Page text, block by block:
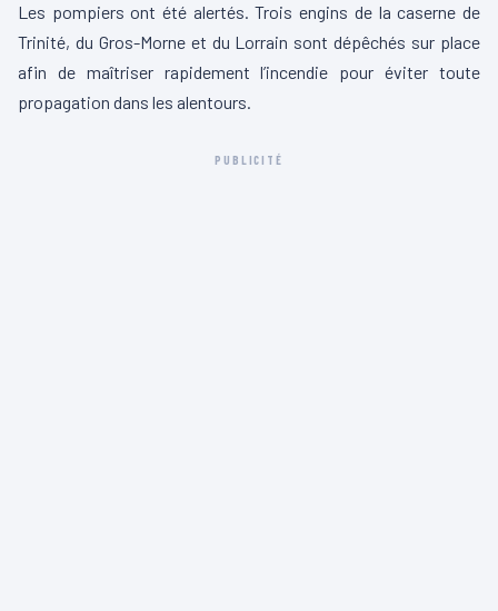
e
c
t
e
Les pompiers ont été alertés. Trois engins de la caserne de
Trinité, du Gros-Morne et du Lorrain sont dépêchés sur place
afin de maîtriser rapidement l’incendie pour éviter toute
propagation dans les alentours.
PUBLICITÉ